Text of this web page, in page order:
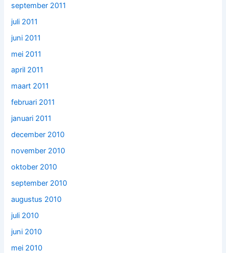
september 2011
juli 2011
juni 2011
mei 2011
april 2011
maart 2011
februari 2011
januari 2011
december 2010
november 2010
oktober 2010
september 2010
augustus 2010
juli 2010
juni 2010
mei 2010